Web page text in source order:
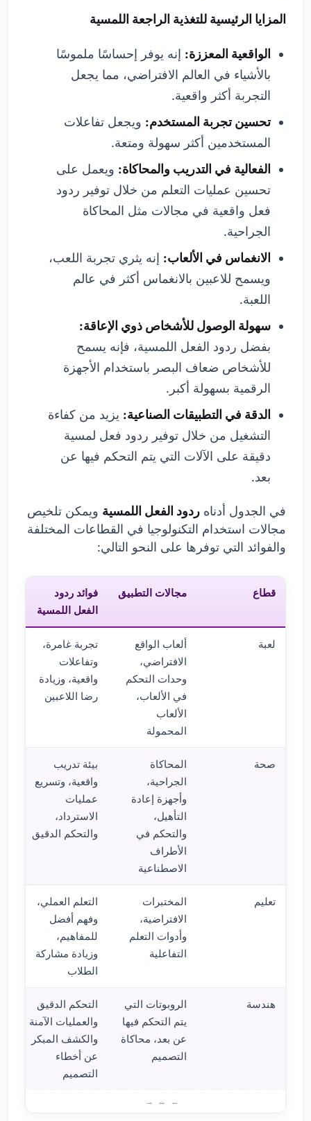
المزايا الرئيسية للتغذية الراجعة اللمسية
الواقعية المعززة: إنه يوفر إحساسًا ملموسًا
بالأشياء في العالم الافتراضي، مما يجعل
التجربة أكثر واقعية.
تحسين تجربة المستخدم: ويجعل تفاعلات
المستخدمين أكثر سهولة ومتعة.
الفعالية في التدريب والمحاكاة: ويعمل على
تحسين عمليات التعلم من خلال توفير ردود
فعل واقعية في مجالات مثل المحاكاة
الجراحية.
الانغماس في الألعاب: إنه يثري تجربة اللعب،
ويسمح للاعبين بالانغماس أكثر في عالم
اللعبة.
سهولة الوصول للأشخاص ذوي الإعاقة:
بفضل ردود الفعل اللمسية، فإنه يسمح
للأشخاص ضعاف البصر باستخدام الأجهزة
الرقمية بسهولة أكبر.
الدقة في التطبيقات الصناعية: يزيد من كفاءة
التشغيل من خلال توفير ردود فعل لمسية
دقيقة على الآلات التي يتم التحكم فيها عن
بعد.
في الجدول أدناه ردود الفعل اللمسية ويمكن تلخيص
مجالات استخدام التكنولوجيا في القطاعات المختلفة
والفوائد التي توفرها على النحو التالي:
قطاع مجالات التطبيق
فوائد ردود
الفعل اللمسية
لعبة
ألعاب الواقع
الافتراضي،
وحدات التحكم
في الألعاب،
الألعاب
المحمولة
تجربة غامرة،
وتفاعلات
واقعية، وزيادة
رضا اللاعبين
صحة
المحاكاة
الجراحية،
وأجهزة إعادة
التأهيل،
والتحكم في
الأطراف
الاصطناعية
بيئة تدريب
واقعية، وتسريع
عمليات
الاسترداد،
والتحكم الدقيق
تعليم
المختبرات
الافتراضية،
وأدوات التعلم
التفاعلية
التعلم العملي،
وفهم أفضل
للمفاهيم،
وزيادة مشاركة
الطلاب
هندسة
الروبوتات التي
يتم التحكم فيها
عن بعد، محاكاة
التصميم
التحكم الدقيق
والعمليات الآمنة
والكشف المبكر
عن أخطاء
التصميم